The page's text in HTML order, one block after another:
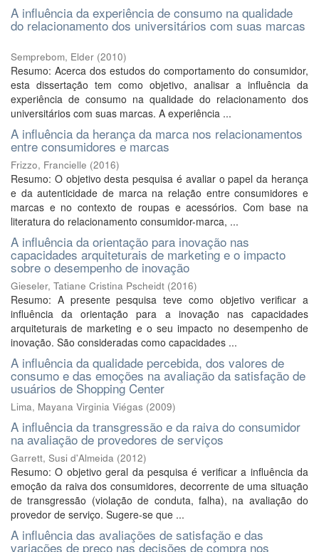
A influência da experiência de consumo na qualidade
do relacionamento dos universitários com suas marcas
Semprebom, Elder (2010)
Resumo: Acerca dos estudos do comportamento do consumidor,
esta dissertação tem como objetivo, analisar a influência da
experiência de consumo na qualidade do relacionamento dos
universitários com suas marcas. A experiência ...
A influência da herança da marca nos relacionamentos
entre consumidores e marcas
Frizzo, Francielle (2016)
Resumo: O objetivo desta pesquisa é avaliar o papel da herança
e da autenticidade de marca na relação entre consumidores e
marcas e no contexto de roupas e acessórios. Com base na
literatura do relacionamento consumidor-marca, ...
A influência da orientação para inovação nas
capacidades arquiteturais de marketing e o impacto
sobre o desempenho de inovação
Gieseler, Tatiane Cristina Pscheidt (2016)
Resumo: A presente pesquisa teve como objetivo verificar a
influência da orientação para a inovação nas capacidades
arquiteturais de marketing e o seu impacto no desempenho de
inovação. São consideradas como capacidades ...
A influência da qualidade percebida, dos valores de
consumo e das emoções na avaliação da satisfação de
usuários de Shopping Center
Lima, Mayana Virginia Viégas (2009)
A influência da transgressão e da raiva do consumidor
na avaliação de provedores de serviços
Garrett, Susi d'Almeida (2012)
Resumo: O objetivo geral da pesquisa é verificar a influência da
emoção da raiva dos consumidores, decorrente de uma situação
de transgressão (violação de conduta, falha), na avaliação do
provedor de serviço. Sugere-se que ...
A influência das avaliações de satisfação e das
variações de preço nas decisões de compra nos